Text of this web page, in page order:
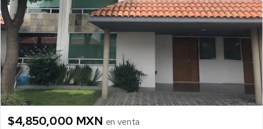
$4,850,000 MXN en venta